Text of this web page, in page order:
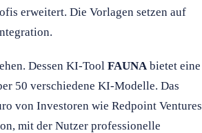
erweitert. Die Vorlagen setzen auf
Dessen KI-Tool FAUNA bietet eine
50 verschiedene KI-Modelle. Das
von Investoren wie Redpoint Ventures
mit der Nutzer professionelle